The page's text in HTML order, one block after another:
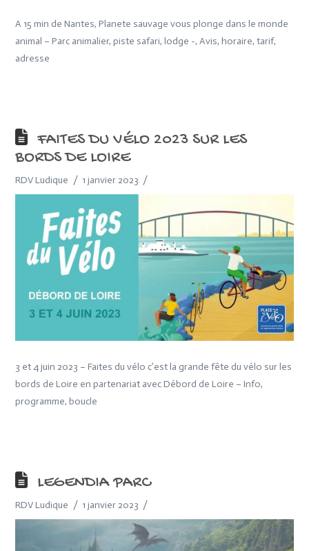
A 15 min de Nantes, Planete sauvage vous plonge dans le monde
animal – Parc animalier, piste safari, lodge -, Avis, horaire, tarif,
adresse
FAITES DU VÉLO 2023 SUR LES
BORDS DE LOIRE
RDV Ludique 1 janvier 2023
3 et 4 juin 2023 – Faites du vélo c’est la grande fête du vélo sur les
bords de Loire en partenariat avec Débord de Loire – Info,
programme, boucle
LEGENDIA PARC
RDV Ludique 1 janvier 2023